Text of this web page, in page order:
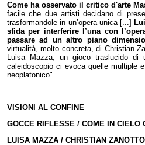
Come ha osservato il critico d'arte
facile che due artisti decidano di
trasformandole in un’opera unica [...]
sfida per interferire l’una con
passare ad un altro piano
virtualità, molto concreta, di Christian
Luisa Mazza, un gioco traslucido
caleidoscopio ci evoca quelle multiple
neoplatonico".
VISIONI AL CONFINE
GOCCE RIFLESSE / COME IN CIELO
LUISA MAZZA / CHRISTIAN ZANOTTO